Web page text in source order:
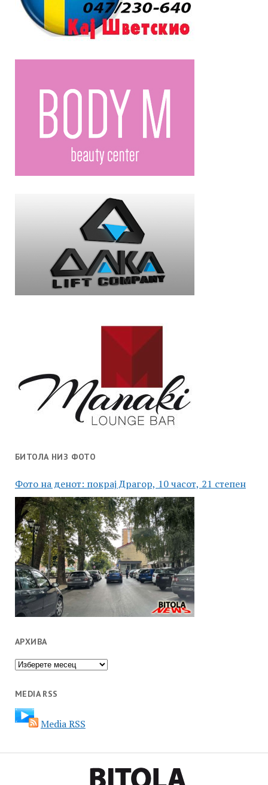
БИТОЛА НИЗ ФОТО
Фото на денот: покрај Драгор, 10 часот, 21 степен
АРХИВА
Архива
MEDIA RSS
Media RSS